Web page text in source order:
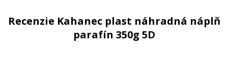
Recenzie Kahanec plast náhradná náplň
parafín 350g 5D